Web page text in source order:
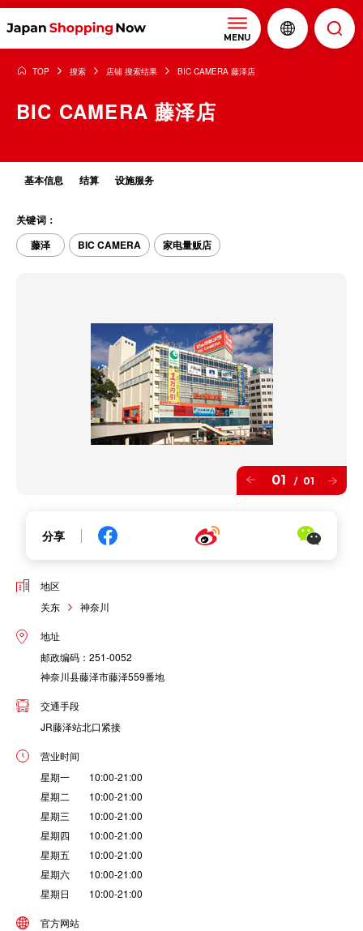
MENU
TOP 搜索 店铺 搜索结果 BIC CAMERA 藤泽店
BIC CAMERA 藤泽店
基本信息 结算 设施服务
关键词：
藤泽
BIC CAMERA 家电量贩店
01 / 01
分享
地区
关东
神奈川
地址
邮政编码：251-0052
神奈川县藤泽市藤泽559番地
交通手段
JR藤泽站北口紧接
营业时间
星期一 10:00-21:00
星期二 10:00-21:00
星期三 10:00-21:00
星期四 10:00-21:00
星期五 10:00-21:00
星期六 10:00-21:00
星期日 10:00-21:00
官方网站